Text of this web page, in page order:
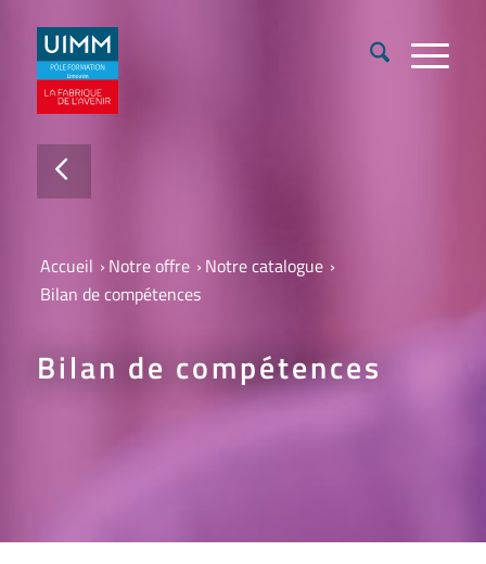
Accueil › Notre offre › Notre catalogue ›
Bilan de compétences
Bilan de compétences